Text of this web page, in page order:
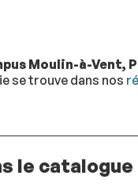
Moulin-à-Vent,
se trouve dans nos
le catalogue